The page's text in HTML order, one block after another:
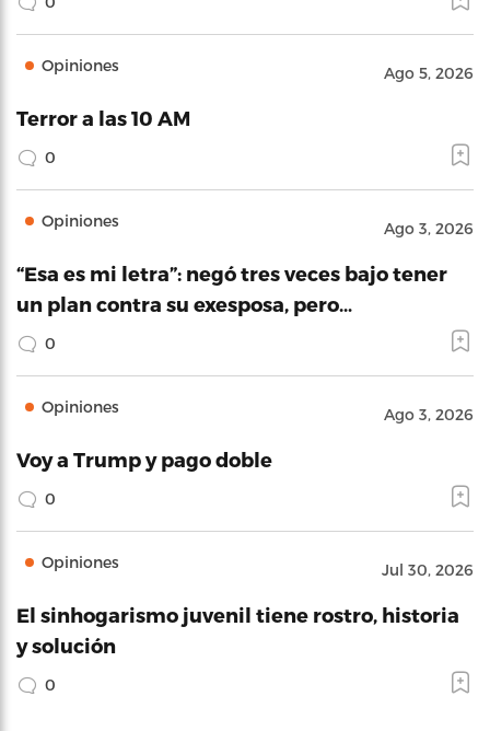
Opiniones Ago 5, 2026
Terror a las 10 AM
0
Opiniones Ago 3, 2026
“Esa es mi letra”: negó tres veces bajo tener
un plan contra su exesposa, pero…
0
Opiniones Ago 3, 2026
Voy a Trump y pago doble
0
Opiniones Jul 30, 2026
El sinhogarismo juvenil tiene rostro, historia
y solución
0